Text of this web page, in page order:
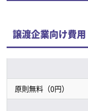
譲渡企業向け費用
原則無料（0円）